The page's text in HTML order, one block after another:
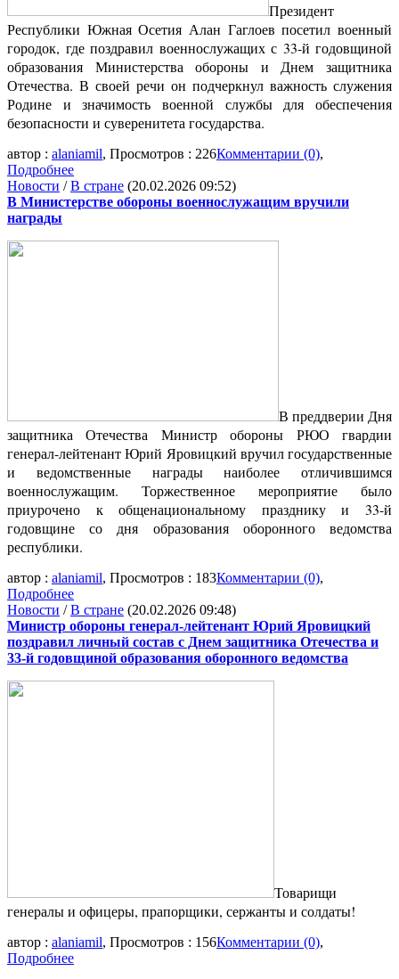
Президент
Республики Южная Осетия Алан Гаглоев посетил военный
городок, где поздравил военнослужащих с 33-й годовщиной
образования Министерства обороны и Днем защитника
Отечества. В своей речи он подчеркнул важность служения
Родине и значимость военной службы для обеспечения
безопасности и суверенитета государства.
автор : alaniamil, Просмотров : 226Комментарии (0),
Подробнее
Новости /В стране (20.02.2026 09:52)
В Министерстве обороны военнослужащим вручили
награды
В преддверии Дня
защитника Отечества Министр обороны РЮО гвардии
генерал-лейтенант Юрий Яровицкий вручил государственные
и ведомственные награды наиболее отличившимся
военнослужащим. Торжественное мероприятие было
приурочено к общенациональному празднику и 33-й
годовщине со дня образования оборонного ведомства
республики.
автор : alaniamil, Просмотров : 183Комментарии (0),
Подробнее
Новости /В стране (20.02.2026 09:48)
Министр обороны генерал-лейтенант Юрий Яровицкий
поздравил личный состав с Днем защитника Отечества и
33-й годовщиной образования оборонного ведомства
Товарищи
генералы и офицеры, прапорщики, сержанты и солдаты!
автор : alaniamil, Просмотров : 156Комментарии (0),
Подробнее